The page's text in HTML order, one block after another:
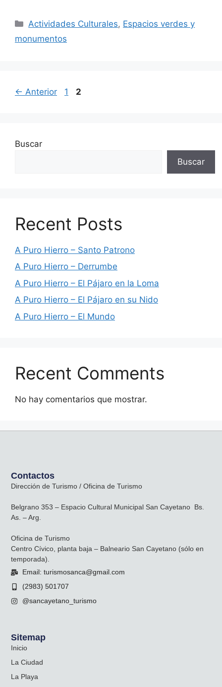
Actividades Culturales, Espacios verdes y
monumentos
← Anterior 1 2
Buscar
Buscar
Recent Posts
A Puro Hierro – Santo Patrono
A Puro Hierro – Derrumbe
A Puro Hierro – El Pájaro en la Loma
A Puro Hierro – El Pájaro en su Nido
A Puro Hierro – El Mundo
Recent Comments
No hay comentarios que mostrar.
Sitemap
Inicio
La Ciudad
La Playa
Contactos
Dirección de Turismo / Oficina de Turismo
Belgrano 353 – Espacio Cultural Municipal San Cayetano Bs.
As. – Arg.
Oficina de Turismo
Centro Cívico, planta baja – Balneario San Cayetano (sólo en
temporada).
Email: turismosanca@gmail.com
(2983) 501707
@sancayetano_turismo